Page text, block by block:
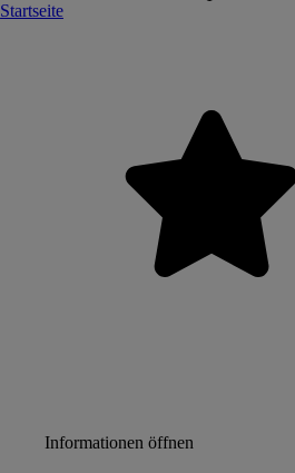
Startseite
Informationen öffnen